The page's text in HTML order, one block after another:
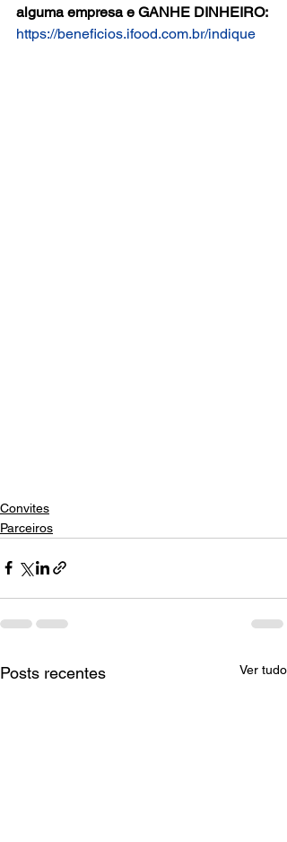
alguma empresa e GANHE DINHEIRO:
https://beneficios.ifood.com.br/indique
Convites
Parceiros
Posts recentes Ver tudo